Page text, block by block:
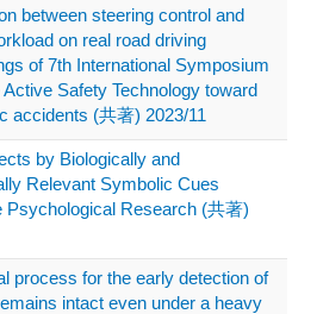
between steering control and
on real road driving
of 7th International Symposium
Active Safety Technology toward
accidents (共著) 2023/11
by Biologically and
Relevant Symbolic Cues
Psychological Research (共著)
process for the early detection of
intact even under a heavy